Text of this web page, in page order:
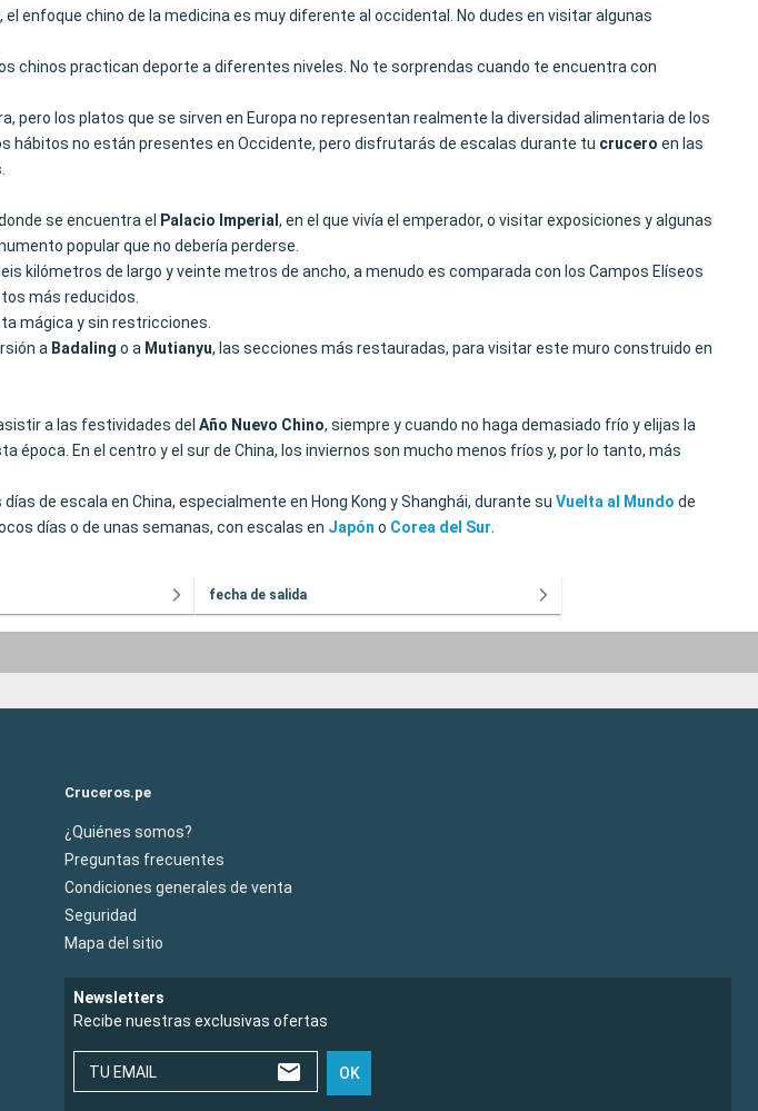
enfoque chino de la medicina es muy diferente al occidental. No dudes en visitar algunas
chinos practican deporte a diferentes niveles. No te sorprendas cuando te encuentra con
los platos que se sirven en Europa no representan realmente la diversidad alimentaria de los
no están presentes en Occidente, pero disfrutarás de escalas durante tu crucero en las
se encuentra el Palacio Imperial , en el que vivía el emperador, o visitar exposiciones y algunas
popular que no debería perderse.
kilómetros de largo y veinte metros de ancho, a menudo es comparada con los Campos Elíseos
más reducidos.
mágica y sin restricciones.
a Badaling o a Mutianyu, las secciones más restauradas, para visitar este muro construido en
a las festividades del Año Nuevo Chino, siempre y cuando no haga demasiado frío y elijas la
En el centro y el sur de China, los inviernos son mucho menos fríos y, por lo tanto, más
de escala en China, especialmente en Hong Kong y Shanghái, durante su Vuelta al Mundo de
días o de unas semanas, con escalas en Japón o Corea del Sur
fecha de salida
Cruceros.pe
¿Quiénes somos?
Preguntas frecuentes
Condiciones generales de venta
Seguridad
Mapa del sitio
Newsletters
Recibe nuestras exclusivas ofertas
TU EMAIL OK